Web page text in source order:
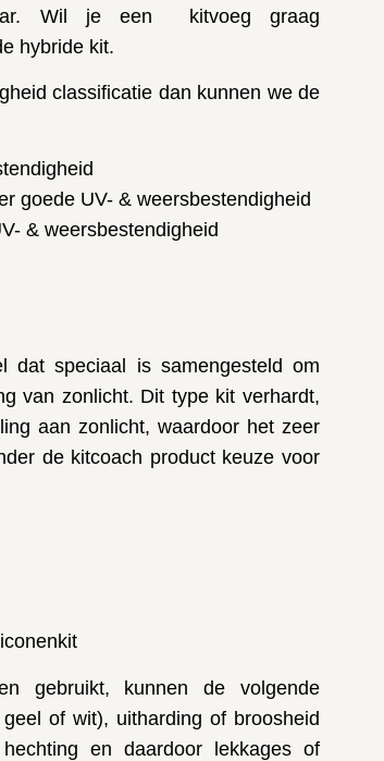
Wil je een kitvoeg graag
hybride kit.
classificatie dan kunnen we de
goede UV- & weersbestendigheid
& weersbestendigheid
dat speciaal is samengesteld om
van zonlicht. Dit type kit verhardt,
aan zonlicht, waardoor het zeer
de kitcoach product keuze voor
gebruikt, kunnen de volgende
of wit), uitharding of broosheid
en daardoor lekkages of